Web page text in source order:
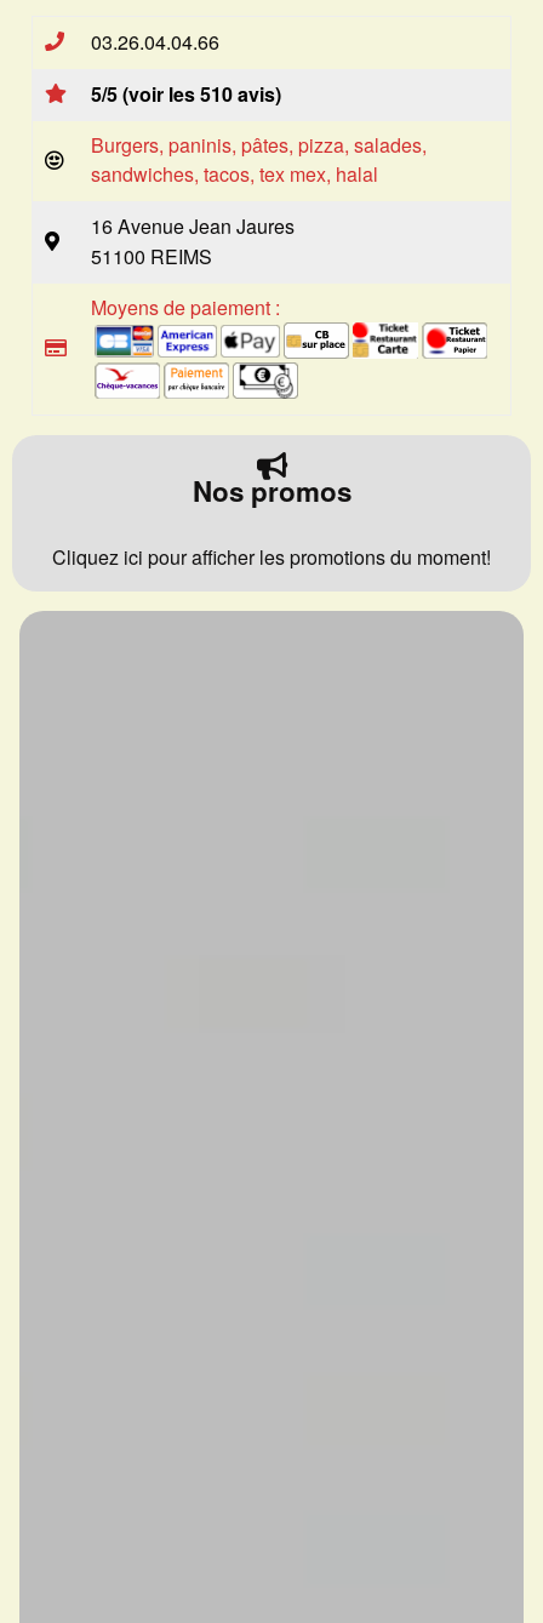
03.26.04.04.66
5/5 (voir les 510 avis)
Burgers, paninis, pâtes, pizza, salades,
sandwiches, tacos, tex mex, halal
16 Avenue Jean Jaures
51100 REIMS
Moyens de paiement :
Nos promos
Cliquez ici pour afficher les promotions du moment!